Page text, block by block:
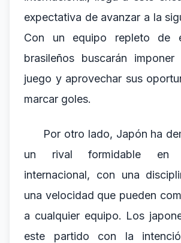
expectativa de avanzar a la
Con un equipo repleto de
brasileños buscarán
juego y aprovechar sus
marcar goles.
Por otro lado, Japón ha
un rival formidable en
internacional, con una
una velocidad que pueden
a cualquier equipo. Los
este partido con la